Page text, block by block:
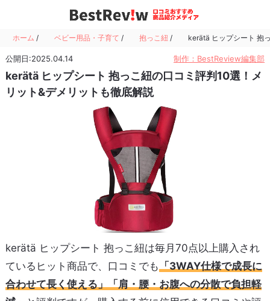
ホーム / ベビー用品・子育て / 抱っこ紐 / kerätä ヒップシート 抱
公開日:2025.04.14 制作：BestReview編集部
kerätä ヒップシート 抱っこ紐の口コミ評判10選！メ
リット&デメリットも徹底解説
kerätä ヒップシート 抱っこ紐は毎月70点以上購入され
ているヒット商品で、口コミでも「3WAY仕様で成長に
合わせて長く使える」「肩・腰・お腹への分散で負担軽